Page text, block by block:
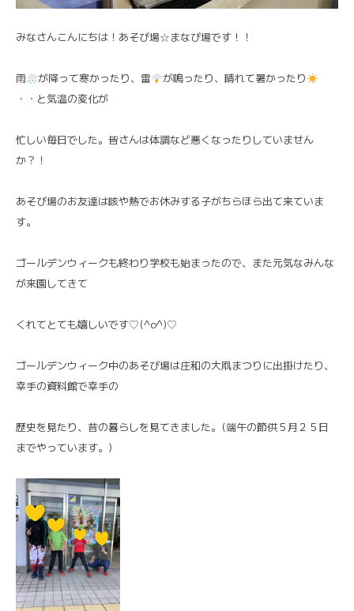
みなさんこんにちは！あそび場☆まなび場です！！
雨 が降って寒かったり、雷
が鳴ったり、晴れて暑かったり
・・と気温の変化が
忙しい毎日でした。皆さんは体調など悪くなったりしていません
か？！
あそび場のお友達は咳や熱でお休みする子がちらほら出て来ていま
す。
ゴールデンウィークも終わり学校も始まったので、また元気なみんな
が来園してきて
くれてとても嬉しいです♡(^o^)♡
ゴールデンウィーク中のあそび場は庄和の大凧まつりに出掛けたり、
幸手の資料館で幸手の
歴史を見たり、昔の暮らしを見てきました。(端午の節供５月２５日
までやっています。)